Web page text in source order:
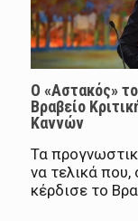
Ο «Αστακός»
Βραβείο
Καννών
Τα
να τελικά
κέρδισε το